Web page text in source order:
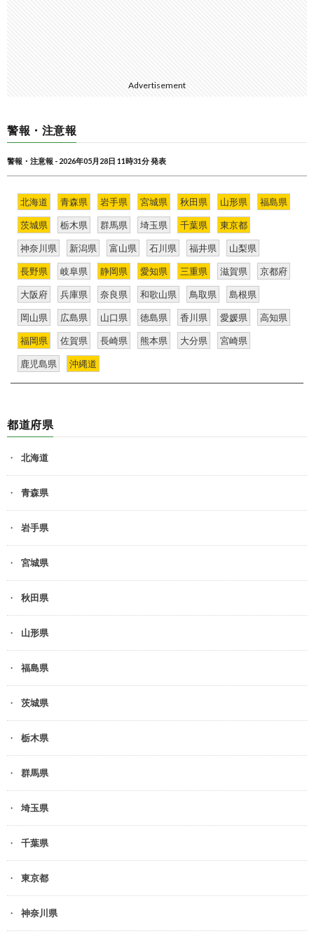
Advertisement
警報・注意報
警報・注意報 - 2026年05月28日 11時31分 発表
北海道 青森県 岩手県 宮城県 秋田県 山形県 福島県
茨城県 栃木県 群馬県 埼玉県 千葉県 東京都
神奈川県 新潟県 富山県 石川県 福井県 山梨県
長野県 岐阜県 静岡県 愛知県 三重県 滋賀県 京都府
大阪府 兵庫県 奈良県 和歌山県 鳥取県 島根県
岡山県 広島県 山口県 徳島県 香川県 愛媛県 高知県
福岡県 佐賀県 長崎県 熊本県 大分県 宮崎県
鹿児島県 沖縄道
都道府県
北海道
青森県
岩手県
宮城県
秋田県
山形県
福島県
茨城県
栃木県
群馬県
埼玉県
千葉県
東京都
神奈川県